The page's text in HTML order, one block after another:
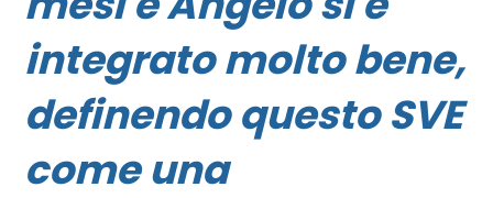
integrato molto bene,
definendo questo SVE
come una